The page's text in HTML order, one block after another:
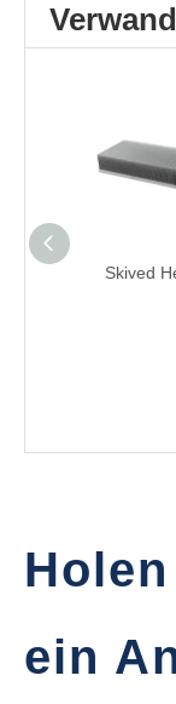
Skived
ein